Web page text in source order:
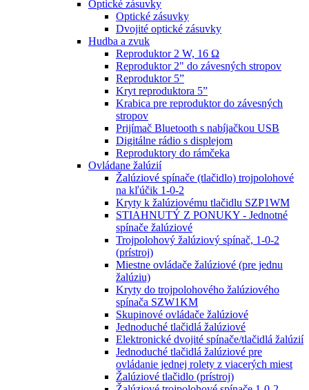
Optické zásuvky
Optické zásuvky
Dvojité optické zásuvky
Hudba a zvuk
Reproduktor 2 W, 16 Ω
Reproduktor 2" do závesných stropov
Reproduktor 5”
Kryt reproduktora 5”
Krabica pre reproduktor do závesných
stropov
Prijímač Bluetooth s nabíjačkou USB
Digitálne rádio s displejom
Reproduktory do rámčeka
Ovládane žalúzií
Žalúziové spínače (tlačidlo) trojpolohové
na kľúčik 1-0-2
Kryty k žalúziovému tlačidlu SZP1WM
STIAHNUTÝ Z PONUKY - Jednotné
spínače žalúziové
Trojpolohový žalúziový spínač, 1-0-2
(prístroj)
Miestne ovládače žalúziové (pre jednu
žalúziu)
Kryty do trojpolohového žalúziového
spínača SZW1KM
Skupinové ovládače žalúziové
Jednoduché tlačidlá žalúziové
Elektronické dvojité spínače/tlačidlá žalúzií
Jednoduché tlačidlá žalúziové pre
ovládanie jednej rolety z viacerých miest
Žalúziové tlačidlo (prístroj)